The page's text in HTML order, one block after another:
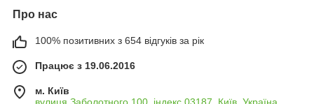
Про нас
100% позитивних з 654 відгуків за рік
Працює з 19.06.2016
м. Київ